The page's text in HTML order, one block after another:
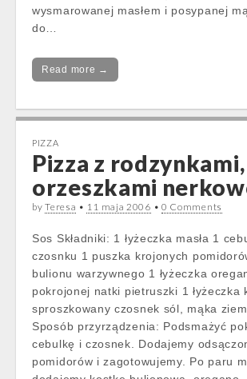
wysmarowanej masłem i posypanej
do…
Read more →
PIZZA
Pizza z rodzynkami,
orzeszkami
byTeresa • 11 maja 2006 • 0 Comments
Sos Składniki: 1 łyżeczka masła 1
czosnku 1 puszka krojonych
bulionu warzywnego 1 łyżeczka
pokrojonej natki pietruszki 1 łyżeczka
sproszkowany czosnek sól, mąka
Sposób przyrządzenia: Podsmażyć
cebulkę i czosnek. Dodajemy
pomidorów i zagotowujemy. Po paru